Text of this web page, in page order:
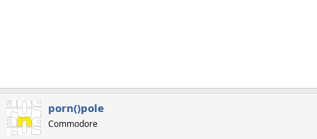
porn()pole
Commodore